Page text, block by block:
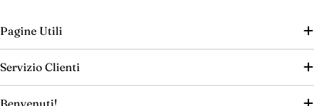
Pagine Utili
Servizio Clienti
Benvenuti!